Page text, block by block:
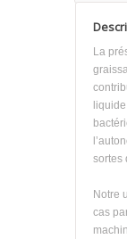
La
sortes
Notre
cas